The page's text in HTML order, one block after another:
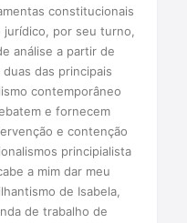
constitucionais
jurídico, por seu turno,
análise a partir de
das principais
contemporâneo
e fornecem
e contenção
principialista
a mim dar meu
de Isabela,
de trabalho de